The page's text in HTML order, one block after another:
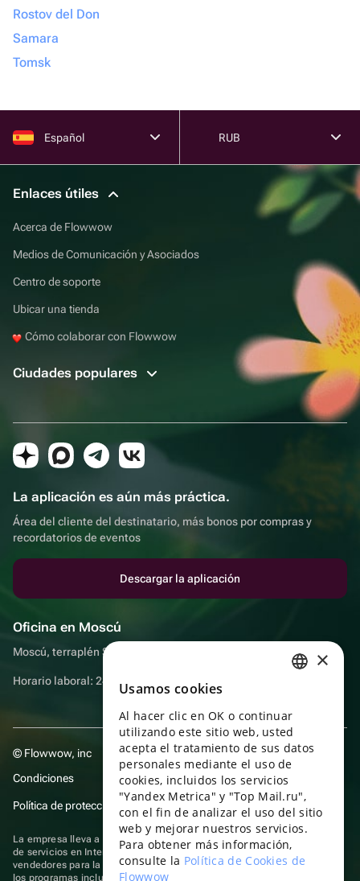
Rostov del Don
Samara
Tomsk
Español RUB
Enlaces útiles
Acerca de Flowwow
Medios de Comunicación y Asociados
Centro de soporte
Ubicar una tienda
Cómo colaborar con Flowwow
Ciudades populares
La aplicación es aún más práctica.
Área del cliente del destinatario, más bonos por compras y
recordatorios de eventos
Descargar la aplicación
Oficina en Moscú
Moscú, terraplén Sadovnicheskaya, 9, sala 2/3
Horario laboral: 24 horas
© Flowwow, inc
Condiciones
Política de protección y privacidad de datos
La empresa lleva a cabo su actividad en el ámbito de las TI: prestación
de servicios en Internet para la publicación de ofertas (anuncios) de
vendedores para la venta de artículos. Acceder a lainformación sobre
los programas incluidos en el registro de programas rusos para
ENGLISH
UKRAINIAN
PORTUGUESE
SPANISH
HUNGARIAN
ITALIAN
×
Usamos cookies
Al hacer clic en OK o continuar
utilizando este sitio web, usted
acepta el tratamiento de sus datos
personales mediante el uso de
cookies, incluidos los servicios
"Yandex Metrica" y "Top Mail.ru",
con el fin de analizar el uso del sitio
web y mejorar nuestros servicios.
Para obtener más información,
consulte la Política de Cookies de
Flowwow